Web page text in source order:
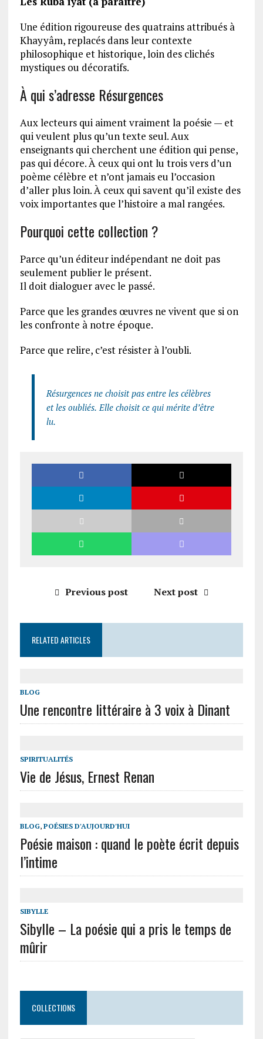
Une édition rigoureuse des quatrains attribués à
Khayyâm, replacés dans leur contexte
philosophique et historique, loin des clichés
mystiques ou décoratifs.
À qui s’adresse Résurgences
Aux lecteurs qui aiment vraiment la poésie — et
qui veulent plus qu’un texte seul. Aux
enseignants qui cherchent une édition qui pense,
pas qui décore. À ceux qui ont lu trois vers d’un
poème célèbre et n’ont jamais eu l’occasion
d’aller plus loin. À ceux qui savent qu’il existe des
voix importantes que l’histoire a mal rangées.
Pourquoi cette collection ?
Parce qu’un éditeur indépendant ne doit pas
seulement publier le présent.
Il doit dialoguer avec le passé.
Parce que les grandes œuvres ne vivent que si on
les confronte à notre époque.
Parce que relire, c’est résister à l’oubli.
Résurgences ne choisit pas entre les célèbres
et les oubliés. Elle choisit ce qui mérite d’être
lu.
Previous post Next post
RELATED ARTICLES
BLOG
Une rencontre littéraire à 3 voix à Dinant
SPIRITUALITÉS
Vie de Jésus, Ernest Renan
BLOG, POÉSIES D'AUJOURD'HUI
Poésie maison : quand le poète écrit depuis
l’intime
SIBYLLE
Sibylle – La poésie qui a pris le temps de
mûrir
COLLECTIONS